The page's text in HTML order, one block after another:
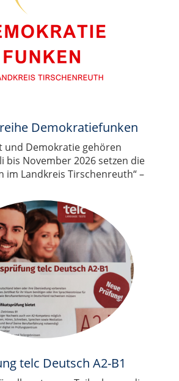
Demokratiefunken
und Demokratie gehören
bis November 2026 setzen die
im Landkreis Tirschenreuth“ –
telc Deutsch A2-B1